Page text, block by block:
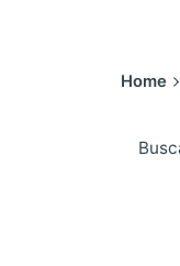
Home
for